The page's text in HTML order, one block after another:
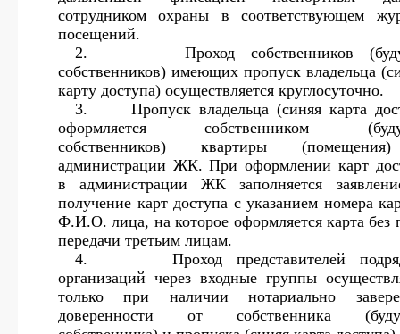
сотрудником охраны в соответствующем
посещений.
2.
Проход собственников
собственников) имеющих пропуск владельца
карту доступа) осуществляется круглосуточно.
3.
Пропуск владельца (синяя карта
оформляется собственником
собственников) квартиры
администрации ЖК. При оформлении карт
в администрации ЖК заполняется
получение карт доступа с указанием номера
Ф.И.О. лица, на которое оформляется карта без
передачи третьим лицам.
4.
Проход представителей
организаций через входные группы
только при наличии нотариально
доверенности от собственника